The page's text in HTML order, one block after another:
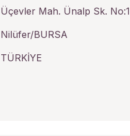
Üçevler Mah. Ünalp Sk. No:1
Nilüfer/BURSA
TÜRKİYE